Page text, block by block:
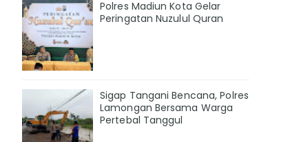
Polres Madiun Kota Gelar
Peringatan Nuzulul Quran
Sigap Tangani Bencana, Polres
Lamongan Bersama Warga
Pertebal Tanggul